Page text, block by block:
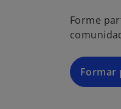
Forme
Formar